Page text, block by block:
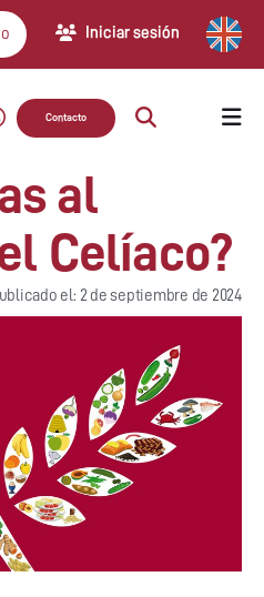
Iniciar sesión
Contacto
al
Celíaco?
el: 2 de septiembre de 2024